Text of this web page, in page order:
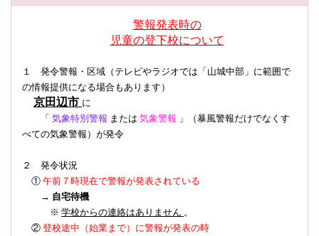
警報発表時の
児童の登下校について
１ 発令警報・区域（テレビやラジオでは「山城中部」に範囲で
の情報提供になる場合もあります）
京田辺市 に
「 気象特別警報 または 気象警報 」（暴風警報だけでなくす
べての気象警報） が発令
２ 発令状況
① 午前７時現在で警報が発表されている
→ 自宅待機
※ 学校からの連絡はありません 。
② 登校途中（始業まで）に警報が発表の時